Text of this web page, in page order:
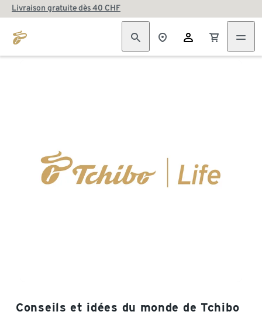
Livraison gratuite dès 40 CHF
Conseils et idées du monde de Tchibo